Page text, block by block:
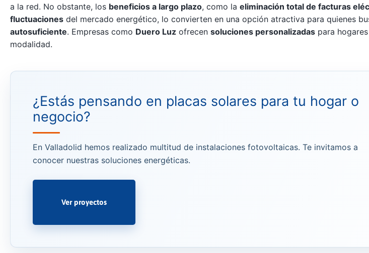
a la red. No obstante, los beneficios a largo plazo, como la eliminación total de facturas
fluctuaciones del mercado energético, lo convierten en una opción atractiva para quienes
autosuficiente. Empresas como Duero Luz ofrecen soluciones personalizadas para
modalidad.
¿Estás pensando en placas solares para tu hogar o
negocio?
En Valladolid hemos realizado multitud de instalaciones fotovoltaicas. Te invitamos a
conocer nuestras soluciones energéticas.
Ver proyectos